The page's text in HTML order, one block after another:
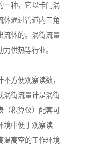
一种，它以卡门涡
体通过管道内三角
流体的。涡街流量
供热等行业。
方便观察读数，
涡街流量计是涡街
积算仪）配套可
境中便于观察读
温高空的工作环境